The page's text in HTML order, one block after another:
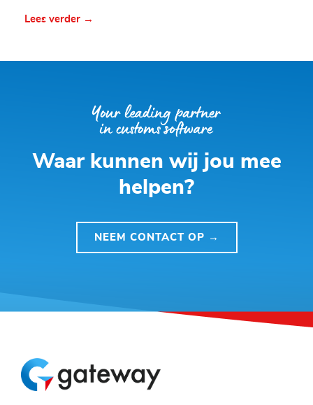
Lees verder →
Waar kunnen wij jou mee
helpen?
NEEM CONTACT OP →